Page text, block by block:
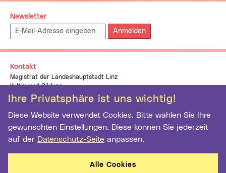
Ihre Privatsphäre ist uns wichtig!
Diese Website verwendet Cookies. Bitte wählen Sie Ihre
gewünschten Einstellungen. Diese können Sie jederzeit
auf der Datenschutz-Seite anpassen.
Alle Cookies
Newsletter
Emailadresse:
Kontakt
Magistrat der Landeshauptstadt Linz
Kultur und Bildung
pflasterspektakel@linz.at
+43 (0)732 7070 1937